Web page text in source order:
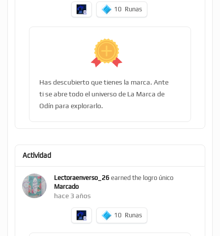
10 Runas
Has descubierto que tienes la marca. Ante
ti se abre todo el universo de La Marca de
Odín para explorarlo.
Actividad
Lectoraenverso_26 earned the logro único
Marcado
hace 3 años
10 Runas